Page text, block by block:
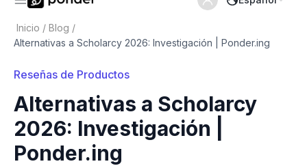
Inicio / Blog /
Alternativas a Scholarcy 2026: Investigación | Ponder.ing
Reseñas de Productos
Alternativas a Scholarcy
2026: Investigación |
Ponder.ing